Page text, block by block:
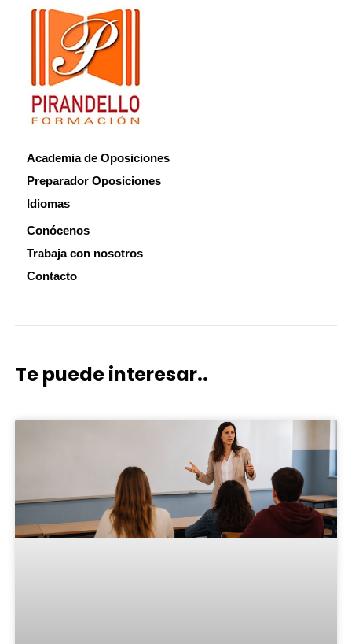
Academia de Oposiciones
Preparador Oposiciones
Idiomas
Conócenos
Trabaja con nosotros
Contacto
Te puede interesar..